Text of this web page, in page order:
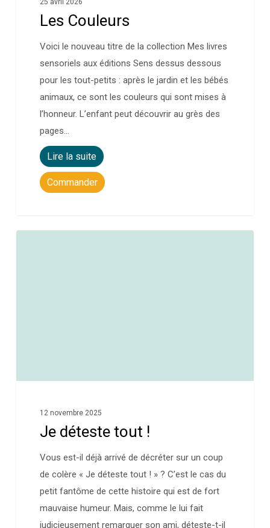
25 avril 2026
Les Couleurs
Voici le nouveau titre de la collection Mes livres
sensoriels aux éditions Sens dessus dessous
pour les tout-petits : après le jardin et les bébés
animaux, ce sont les couleurs qui sont mises à
l’honneur. L’enfant peut découvrir au grès des
pages…
Lire la suite
Commander
12 novembre 2025
Je déteste tout !
Vous est-il déjà arrivé de décréter sur un coup
de colère « Je déteste tout ! » ? C’est le cas du
petit fantôme de cette histoire qui est de fort
mauvaise humeur. Mais, comme le lui fait
judicieusement remarquer son ami, déteste-t-il